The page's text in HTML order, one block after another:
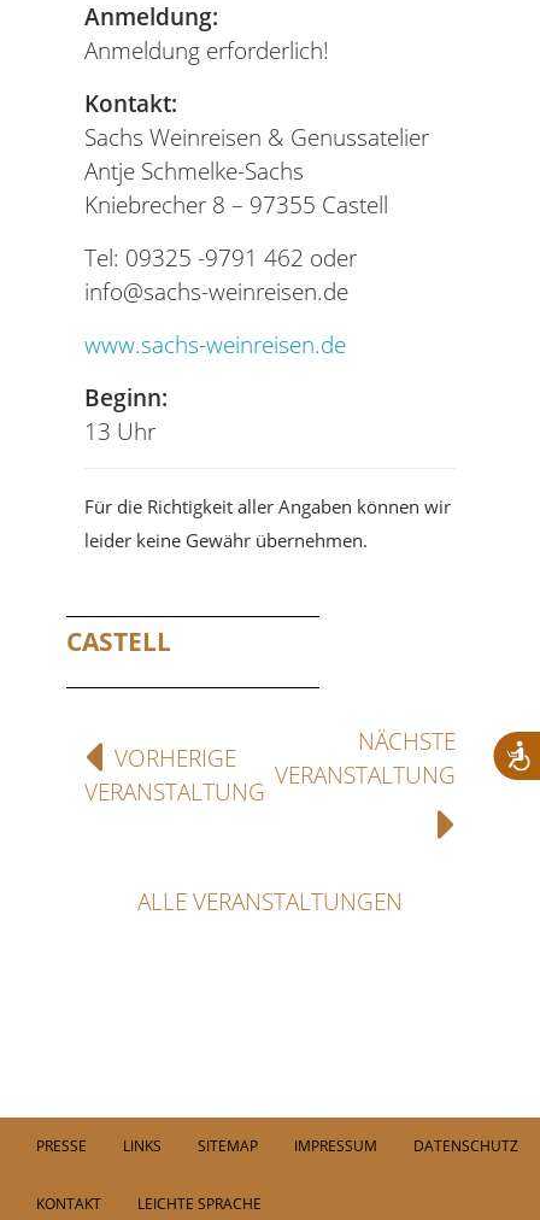
Anmeldung:
Anmeldung erforderlich!
Kontakt:
Sachs Weinreisen & Genussatelier
Antje Schmelke-Sachs
Kniebrecher 8 – 97355 Castell
Tel: 09325 -9791 462 oder
info@sachs-weinreisen.de
www.sachs-weinreisen.de
Beginn:
13 Uhr
Für die Richtigkeit aller Angaben können wir
leider keine Gewähr übernehmen.
CASTELL
VORHERIGE
VERANSTALTUNG
NÄCHSTE
VERANSTALTUNG
ALLE VERANSTALTUNGEN
PRESSE LINKS SITEMAP IMPRESSUM DATENSCHUTZ
KONTAKT LEICHTE SPRACHE